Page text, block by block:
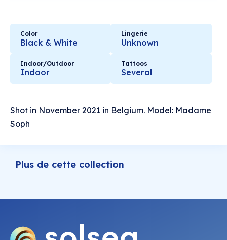
Color
Black & White
Lingerie
Unknown
Indoor/Outdoor
Indoor
Tattoos
Several
Shot in November 2021 in Belgium. Model: Madame
Soph
Plus de cette collection